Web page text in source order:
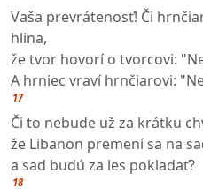
Vaša prevrátenosť! Či
hlina,
že tvor hovorí o tvorcovi:
A hrniec vraví hrnčiarovi:
17
Či to nebude už za krátku
že Libanon premení sa na
a sad budú za les pokladať?
18